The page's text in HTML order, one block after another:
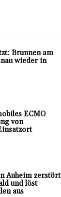
Brunnen am
wieder in
ECMO
von
Auheim zerstört
und löst
aus